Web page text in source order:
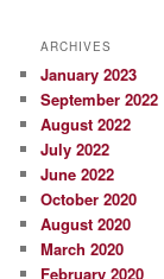
ARCHIVES
January 2023
September 2022
August 2022
July 2022
June 2022
October 2020
August 2020
March 2020
February 2020